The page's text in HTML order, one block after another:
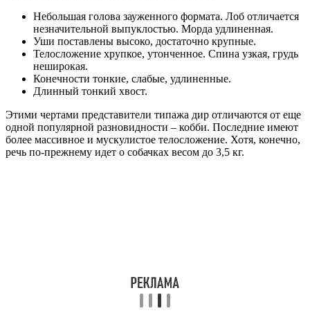
Небольшая голова зауженного формата. Лоб отличается
незначительной выпуклостью. Морда удлиненная.
Уши поставлены высоко, достаточно крупные.
Телосложение хрупкое, утонченное. Спина узкая, грудь
неширокая.
Конечности тонкие, слабые, удлиненные.
Длинный тонкий хвост.
Этими чертами представители типажа дир отличаются от еще
одной популярной разновидности – кобби. Последние имеют
более массивное и мускулистое телосложение. Хотя, конечно,
речь по-прежнему идет о собачках весом до 3,5 кг.